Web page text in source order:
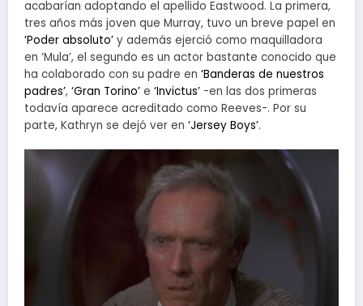
acabarían adoptando el apellido Eastwood. La primera,
tres años más joven que Murray, tuvo un breve papel en
‘Poder absoluto’ y además ejerció como maquilladora
en ‘Mula’, el segundo es un actor bastante conocido que
ha colaborado con su padre en ‘Banderas de nuestros
padres’, ‘Gran Torino’ e ‘Invictus’ -en las dos primeras
todavía aparece acreditado como Reeves-. Por su
parte, Kathryn se dejó ver en ‘Jersey Boys’.